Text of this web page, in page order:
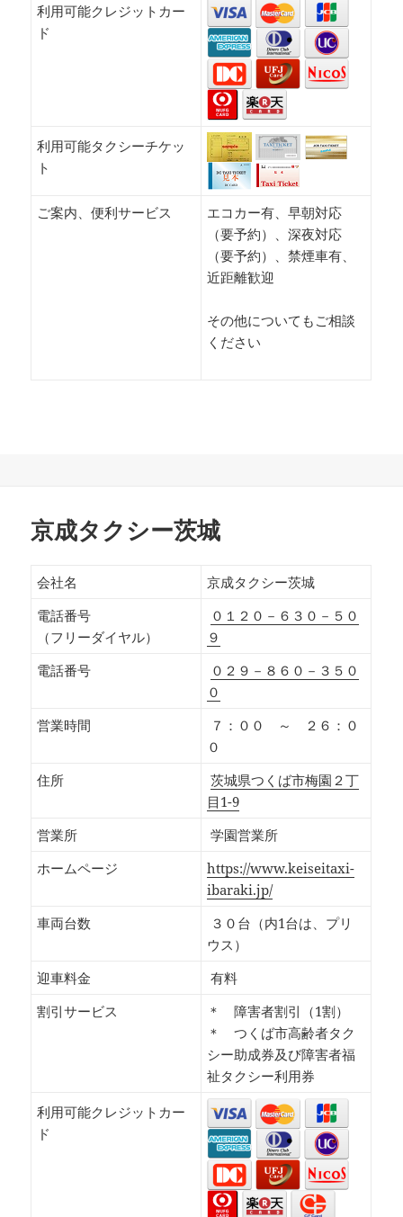
利用可能クレジットカー
ド
利用可能タクシーチケッ
ト
ご案内、便利サービス
エコカー有、早朝対応
（要予約）、深夜対応
（要予約）、禁煙車有、
近距離歓迎
その他についてもご相談
ください
京成タクシー茨城
会社名
京成タクシー茨城
電話番号
（フリーダイヤル）
０１２０－６３０－５０
９
電話番号
０２９－８６０－３５０
０
営業時間
７：００ ～ ２６：０
０
住所
茨城県つくば市梅園２丁
目1-9
営業所
学園営業所
ホームページ
https://www.keiseitaxi-
ibaraki.jp/
車両台数
３０台（内1台は、プリ
ウス）
迎車料金
有料
割引サービス
＊ 障害者割引（1割）
＊ つくば市高齢者タク
シー助成券及び障害者福
祉タクシー利用券
利用可能クレジットカー
ド